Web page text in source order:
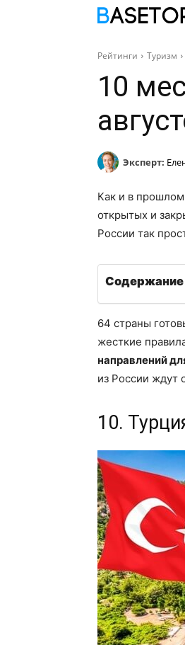
Рейтинги Туризм
10
Эксперт:
Как и в прошлом
открытых и
России так
Содержание
64 страны
жесткие
направлений
из России ждут
10.